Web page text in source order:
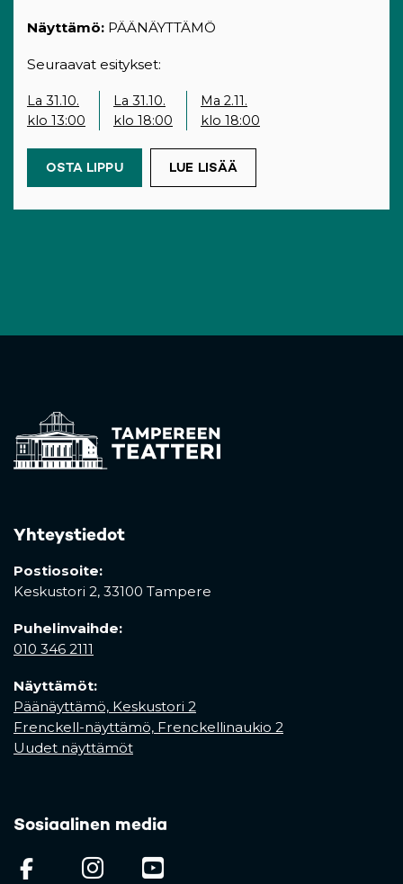
Näyttämö: PÄÄNÄYTTÄMÖ
Seuraavat esitykset:
La 31.10.
klo 13:00
La 31.10.
klo 18:00
Ma 2.11.
klo 18:00
OSTA LIPPU(OPENS IN A NEW TAB)
LUE LISÄÄ
Yhteystiedot
Postiosoite:
Keskustori 2, 33100 Tampere
Puhelinvaihde:
010 346 2111
Näyttämöt:
Päänäyttämö, Keskustori 2
Frenckell-näyttämö, Frenckellinaukio 2
Uudet näyttämöt
Sosiaalinen media
(opens in a new tab)
(opens in a new tab)